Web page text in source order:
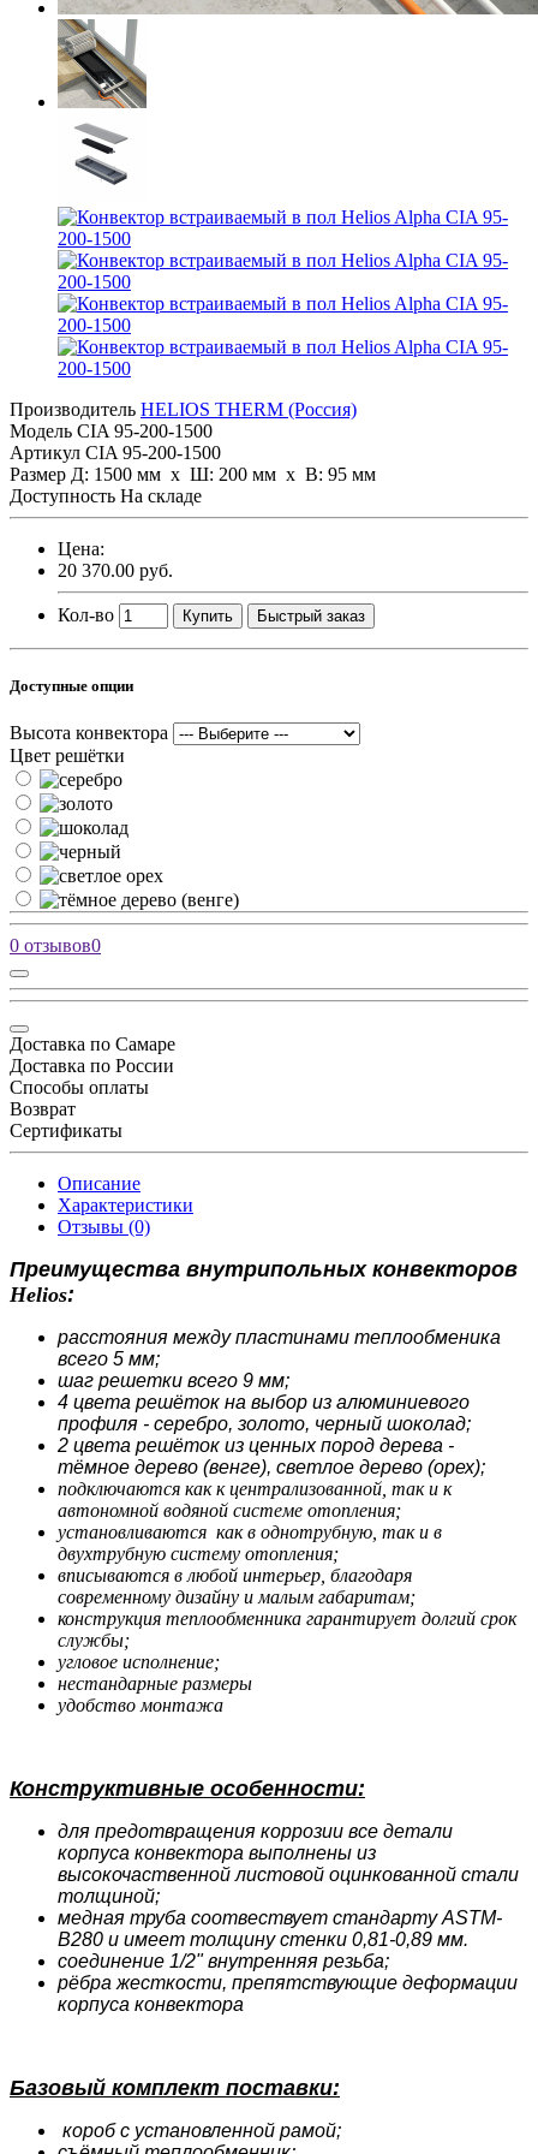
Производитель HELIOS THERM (Россия)
Модель CIA 95-200-1500
Артикул CIA 95-200-1500
Размер Д: 1500 мм х Ш: 200 мм x В: 95 мм
Доступность На складе
Цена:
20 370.00 руб.
Кол-во Купить Быстрый заказ
Доступные опции
Высота конвектора
Цвет решётки
0 отзывов0
Доставка по Самаре
Доставка по России
Способы оплаты
Возврат
Сертификаты
Описание
Характеристики
Отзывы (0)
Преимущества внутрипольных конвекторов
Helios:
расстояния между пластинами теплообменика
всего 5 мм;
шаг решетки всего 9 мм;
4 цвета решёток на выбор из алюминиевого
профиля - серебро, золото, черный шоколад;
2 цвета решёток из ценных пород дерева -
тёмное дерево (венге), светлое дерево (орех);
подключаются как к централизованной, так и к
автономной водяной системе отопления;
установливаются как в однотрубную, так и в
двухтрубную систему отопления;
вписываются в любой интерьер, благодаря
современному дизайну и малым габаритам;
конструкция теплообменника гарантирует долгий срок
службы;
угловое исполнение;
нестандарные размеры
удобство монтажа
Конструктивные особенности:
для предотвращения коррозии все детали
корпуса конвектора выполнены из
высокочаственной листовой оцинкованной стали
толщиной;
медная труба соотвествует стандарту ASTM-
B280 и имеет толщину стенки 0,81-0,89 мм.
соединение 1/2" внутренняя резьба;
рёбра жесткости, препятствующие деформации
корпуса конвектора
Базовый комплект поставки:
короб с установленной рамой;